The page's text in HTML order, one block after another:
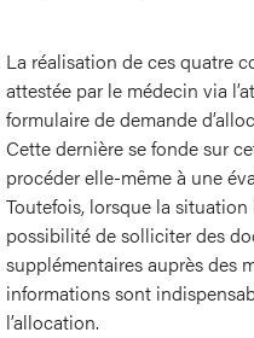
La réalisation de ces quatre
attestée par le médecin via
formulaire de demande
Cette dernière se fonde sur
procéder elle-même à une
Toutefois, lorsque la situation
possibilité de solliciter des
supplémentaires auprès des
informations sont
l’allocation.